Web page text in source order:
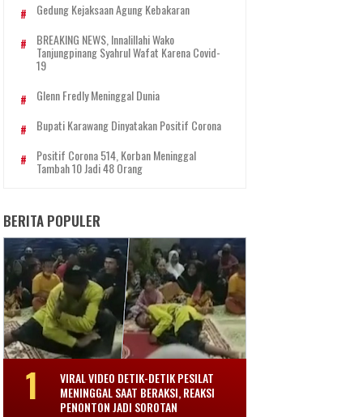
Gedung Kejaksaan Agung Kebakaran
BREAKING NEWS, Innalillahi Wako
Tanjungpinang Syahrul Wafat Karena Covid-
19
Glenn Fredly Meninggal Dunia
Bupati Karawang Dinyatakan Positif Corona
Positif Corona 514, Korban Meninggal
Tambah 10 Jadi 48 Orang
BERITA POPULER
VIRAL VIDEO DETIK-DETIK PESILAT
MENINGGAL SAAT BERAKSI, REAKSI
PENONTON JADI SOROTAN